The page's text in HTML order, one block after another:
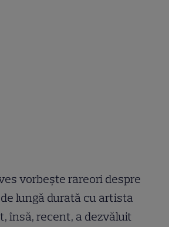
vorbește rareori despre
lungă durată cu artista
însă, recent, a dezvăluit